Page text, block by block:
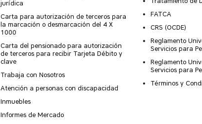
jurídica
Carta para autorización de terceros para
la marcación o desmarcación del 4 X
1000
Carta del pensionado para autorización
de terceros para recibir Tarjeta Débito y
clave
Trabaja con Nosotros
Atención a personas con discapacidad
Inmuebles
Informes de Mercado
FATCA
CRS (OCDE)
Reglamento
Servicios para
Reglamento
Servicios para
Términos y